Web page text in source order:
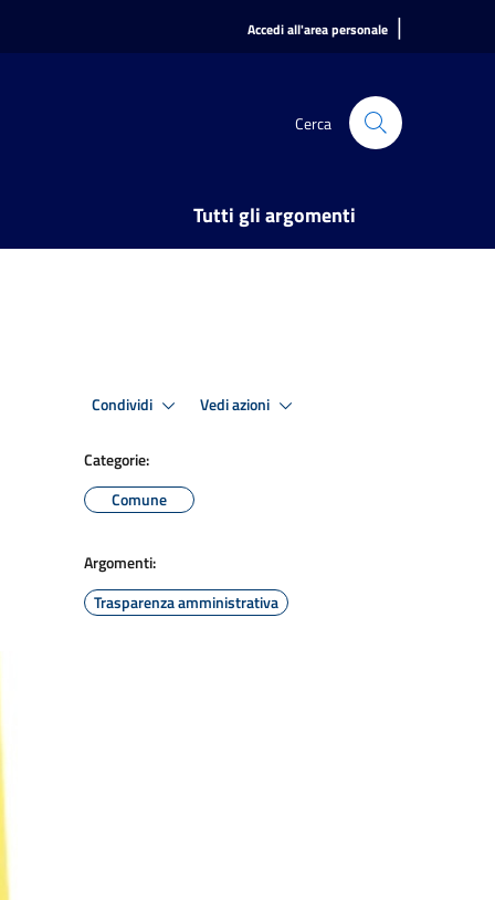
Accedi all'area personale |
Cerca
Tutti gli argomenti
Condividi Vedi azioni
Categorie:
Comune
Argomenti:
Trasparenza amministrativa